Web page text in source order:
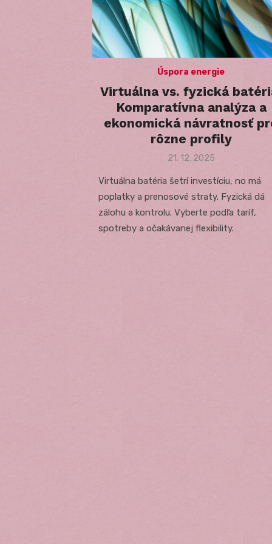
Úspora energie
Virtuálna vs. fyzická
Komparatívna analýza a
ekonomická návratnosť
rôzne profily
Posted
21. 12. 2025
Virtuálna batéria šetrí investíciu, no má
poplatky a prenosové straty. Fyzická dá
zálohu a kontrolu. Vyberte podľa taríf,
spotreby a očakávanej flexibility.